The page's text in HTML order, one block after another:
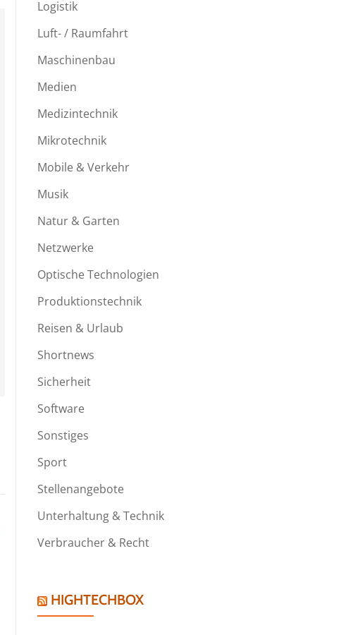
Logistik
Luft- / Raumfahrt
Maschinenbau
Medien
Medizintechnik
Mikrotechnik
Mobile & Verkehr
Musik
Natur & Garten
Netzwerke
Optische Technologien
Produktionstechnik
Reisen & Urlaub
Shortnews
Sicherheit
Software
Sonstiges
Sport
Stellenangebote
Unterhaltung & Technik
Verbraucher & Recht
HIGHTECHBOX